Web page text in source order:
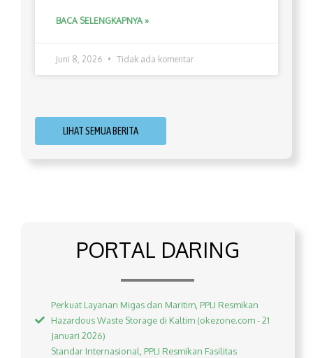
BACA SELENGKAPNYA »
Juni 8, 2026 Tidak ada komentar
LIHAT SEMUA BERITA
PORTAL DARING
Perkuat Layanan Migas dan Maritim, PPLI Resmikan
Hazardous Waste Storage di Kaltim (okezone.com - 21
Januari 2026)
Standar Internasional, PPLI Resmikan Fasilitas